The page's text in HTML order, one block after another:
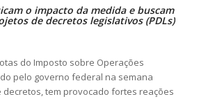
o impacto da medida e buscam
de decretos legislativos (PDLs)
do Imposto sobre Operações
pelo governo federal na semana
tem provocado fortes reações